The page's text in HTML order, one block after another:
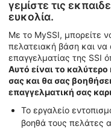
γεμίστε τις
ευκολία.
Με το MySSI, μπορείτε
πελατειακή βάση και
επαγγελματίας της SSI
Αυτό είναι το
σας και θα σας
επαγγελματική σας
Το εργαλείο
βοηθά τους πελάτες